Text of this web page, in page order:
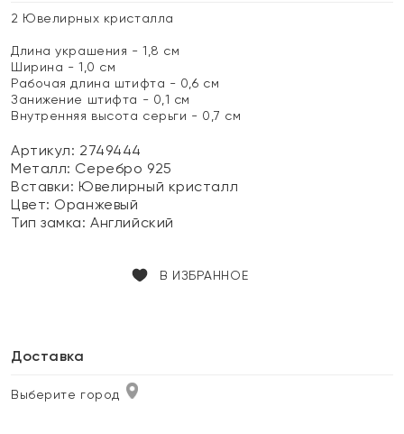
2 Ювелирных кристалла
Длина украшения - 1,8 см
Ширина - 1,0 см
Рабочая длина штифта - 0,6 см
Занижение штифта - 0,1 см
Внутренняя высота серьги - 0,7 см
Артикул: 2749444
Металл: Серебро 925
Вставки:Ювелирный кристалл
Цвет: Оранжевый
Тип замка:Английский
В ИЗБРАННОЕ
Доставка
Выберите город